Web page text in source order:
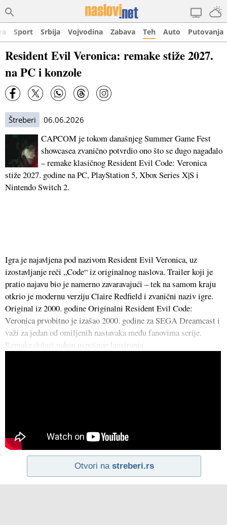
Sport Srbija Vojvodina Zabava Teh Auto Putovanja
Resident Evil Veronica: remake stiže 2027.
na PC i konzole
Štreberi 06.06.2026
CAPCOM je tokom današnjeg Summer Game Fest
showcasea zvanično potvrdio ono što se dugo nagađalo
– remake klasičnog Resident Evil Code: Veronica
stiže 2027. godine na PC, PlayStation 5, Xbox Series X|S i
Nintendo Switch 2.
Igra je najavljena pod nazivom Resident Evil Veronica, uz
izostavljanje reči „Code“ iz originalnog naslova. Trailer koji je
pratio najavu bio je namerno zavaravajući – tek na samom kraju
otkrio je modernu verziju Claire Redfield i zvanični naziv igre.
Original iz 2000. godine Originalni Resident Evil Code:
Veronica prvobitno je izašao 2000. godine za SEGA Dreamcast i
važi za jedan od omiljenih nastavaka među fanovima serije.
Remake dolazi nakon uspešnog lansiranja
Otvori na streberi.rs